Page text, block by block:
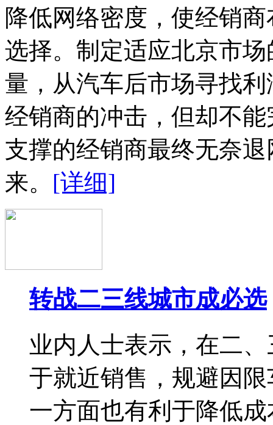
降低网络密度，使经销
选择。制定适应北京市
量，从汽车后市场寻找
经销商的冲击，但却不
支撑的经销商最终无奈
来。 [详细]
转战二三线城市成必选
业内人士表示，在二
于就近销售，规避因
一方面也有利于降低